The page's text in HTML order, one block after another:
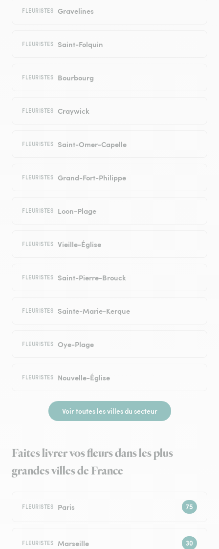
FLEURISTES Gravelines
FLEURISTES Saint-Folquin
FLEURISTES Bourbourg
FLEURISTES Craywick
FLEURISTES Saint-Omer-Capelle
FLEURISTES Grand-Fort-Philippe
FLEURISTES Loon-Plage
FLEURISTES Vieille-Église
FLEURISTES Saint-Pierre-Brouck
FLEURISTES Sainte-Marie-Kerque
FLEURISTES Oye-Plage
FLEURISTES Nouvelle-Église
Voir toutes les villes du secteur
Faites livrer vos fleurs dans les plus
grandes villes de France
FLEURISTES Paris
FLEURISTES Marseille